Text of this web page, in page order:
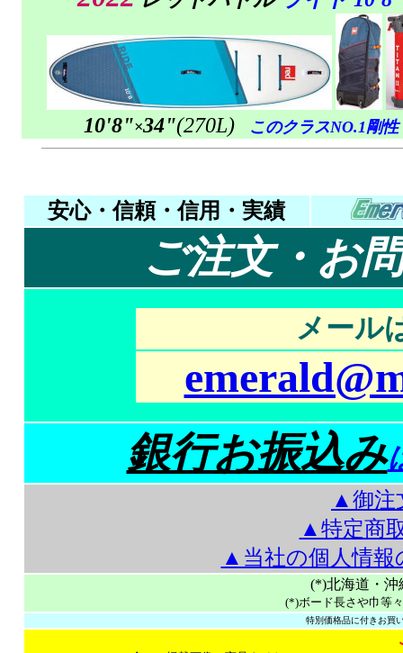
10'8"×34"(270L) このクラスNO.1剛性
安心・信頼・信用・実績
ご注文・お
メール
銀行お振込み
▲御注
▲特定商
▲当社の個人情報
(*)北海道・沖
(*)ボード長さや巾等
特別価格品に付きお買